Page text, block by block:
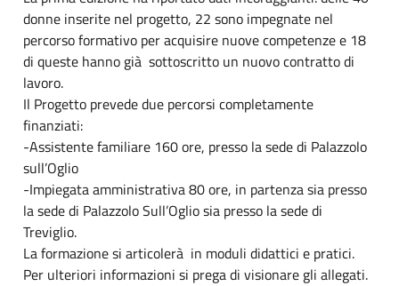
donne inserite nel progetto, 22 sono impegnate nel
percorso formativo per acquisire nuove competenze e 18
di queste hanno già sottoscritto un nuovo contratto di
lavoro.
Il Progetto prevede due percorsi completamente
finanziati:
-Assistente familiare 160 ore, presso la sede di Palazzolo
sull’Oglio
-Impiegata amministrativa 80 ore, in partenza sia presso
la sede di Palazzolo Sull’Oglio sia presso la sede di
Treviglio.
La formazione si articolerà in moduli didattici e pratici.
Per ulteriori informazioni si prega di visionare gli allegati.